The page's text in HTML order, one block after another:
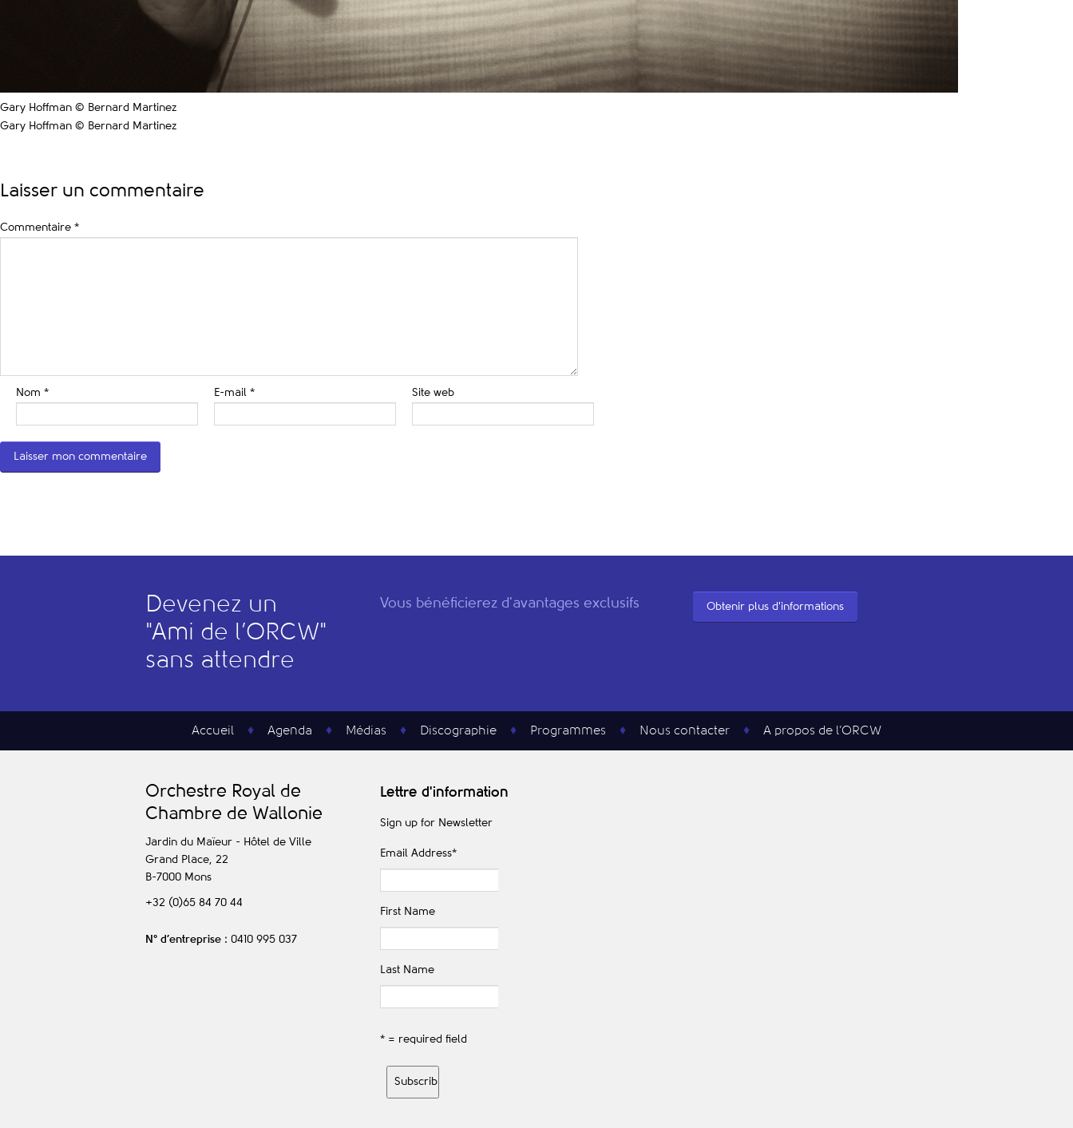
Gary Hoffman © Bernard Martinez
Gary Hoffman © Bernard Martinez
Laisser un commentaire
Commentaire *
Nom * E-mail * Site web
Devenez un
"Ami de l’ORCW"
sans attendre
Vous bénéficierez d'avantages exclusifs Obtenir plus d'informations
Accueil Agenda Médias Discographie Programmes Nous contacter A propos de l’ORCW
Orchestre Royal de
Chambre de Wallonie
Jardin du Maïeur - Hôtel de Ville
Grand Place, 22
B-7000 Mons
+32 (0)65 84 70 44
N° d’entreprise : 0410 995 037
Lettre d'information
Sign up for Newsletter
Email Address*
First Name
Last Name
* = required field